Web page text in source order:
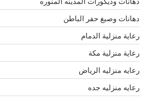
دهانات وصبغ حفر الباطن
رعاية منزلية الدمام
رعاية منزلية مكة
رعايه منزليه الرياض
رعايه منزليه جده